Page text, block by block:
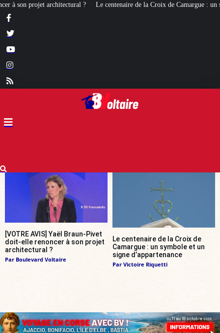
centenaire de la Croix de Camargue : un symbole et un signe d’appartenance
[VOTRE AVIS] Yaël Braun-Pivet
doit-elle renoncer à son projet
architectural ?
Par Boulevard Voltaire
Le centenaire de la Croix de
Camargue : un symbole et un
signe d’appartenance
Par Victoire Riquetti